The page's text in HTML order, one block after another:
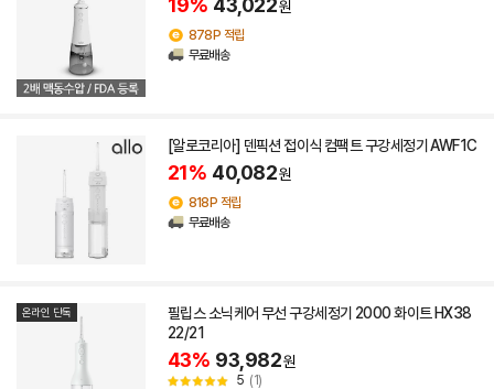
19% 43,022원
878P 적립
무료배송
[알로코리아] 덴픽션 접이식 컴팩트 구강세정기 AWF1C
21% 40,082원
818P 적립
무료배송
온라인 단독
필립스 소닉케어 무선 구강세정기 2000 화이트 HX38
22/21
43% 93,982원
5 (1)